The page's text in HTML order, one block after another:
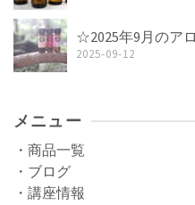
☆2025年9月のア
2025-09-12
メニュー
・商品一覧
・ブログ
・講座情報